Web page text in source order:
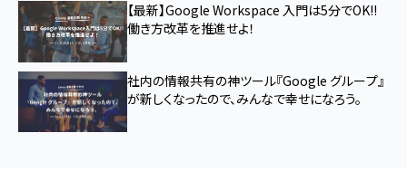
【最新】Google Workspace 入門は5分でOK!!
働き方改革を推進せよ！
社内の情報共有の神ツール『Google グループ』
が新しくなったので、みんなで幸せになろう。